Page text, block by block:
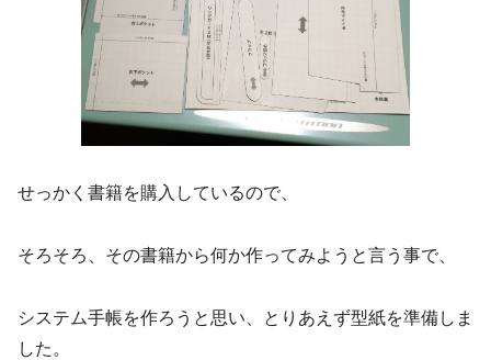
せっかく書籍を購入しているので、
そろそろ、その書籍から何か作ってみようと言う事で、
システム手帳を作ろうと思い、とりあえず型紙を準備しま
した。